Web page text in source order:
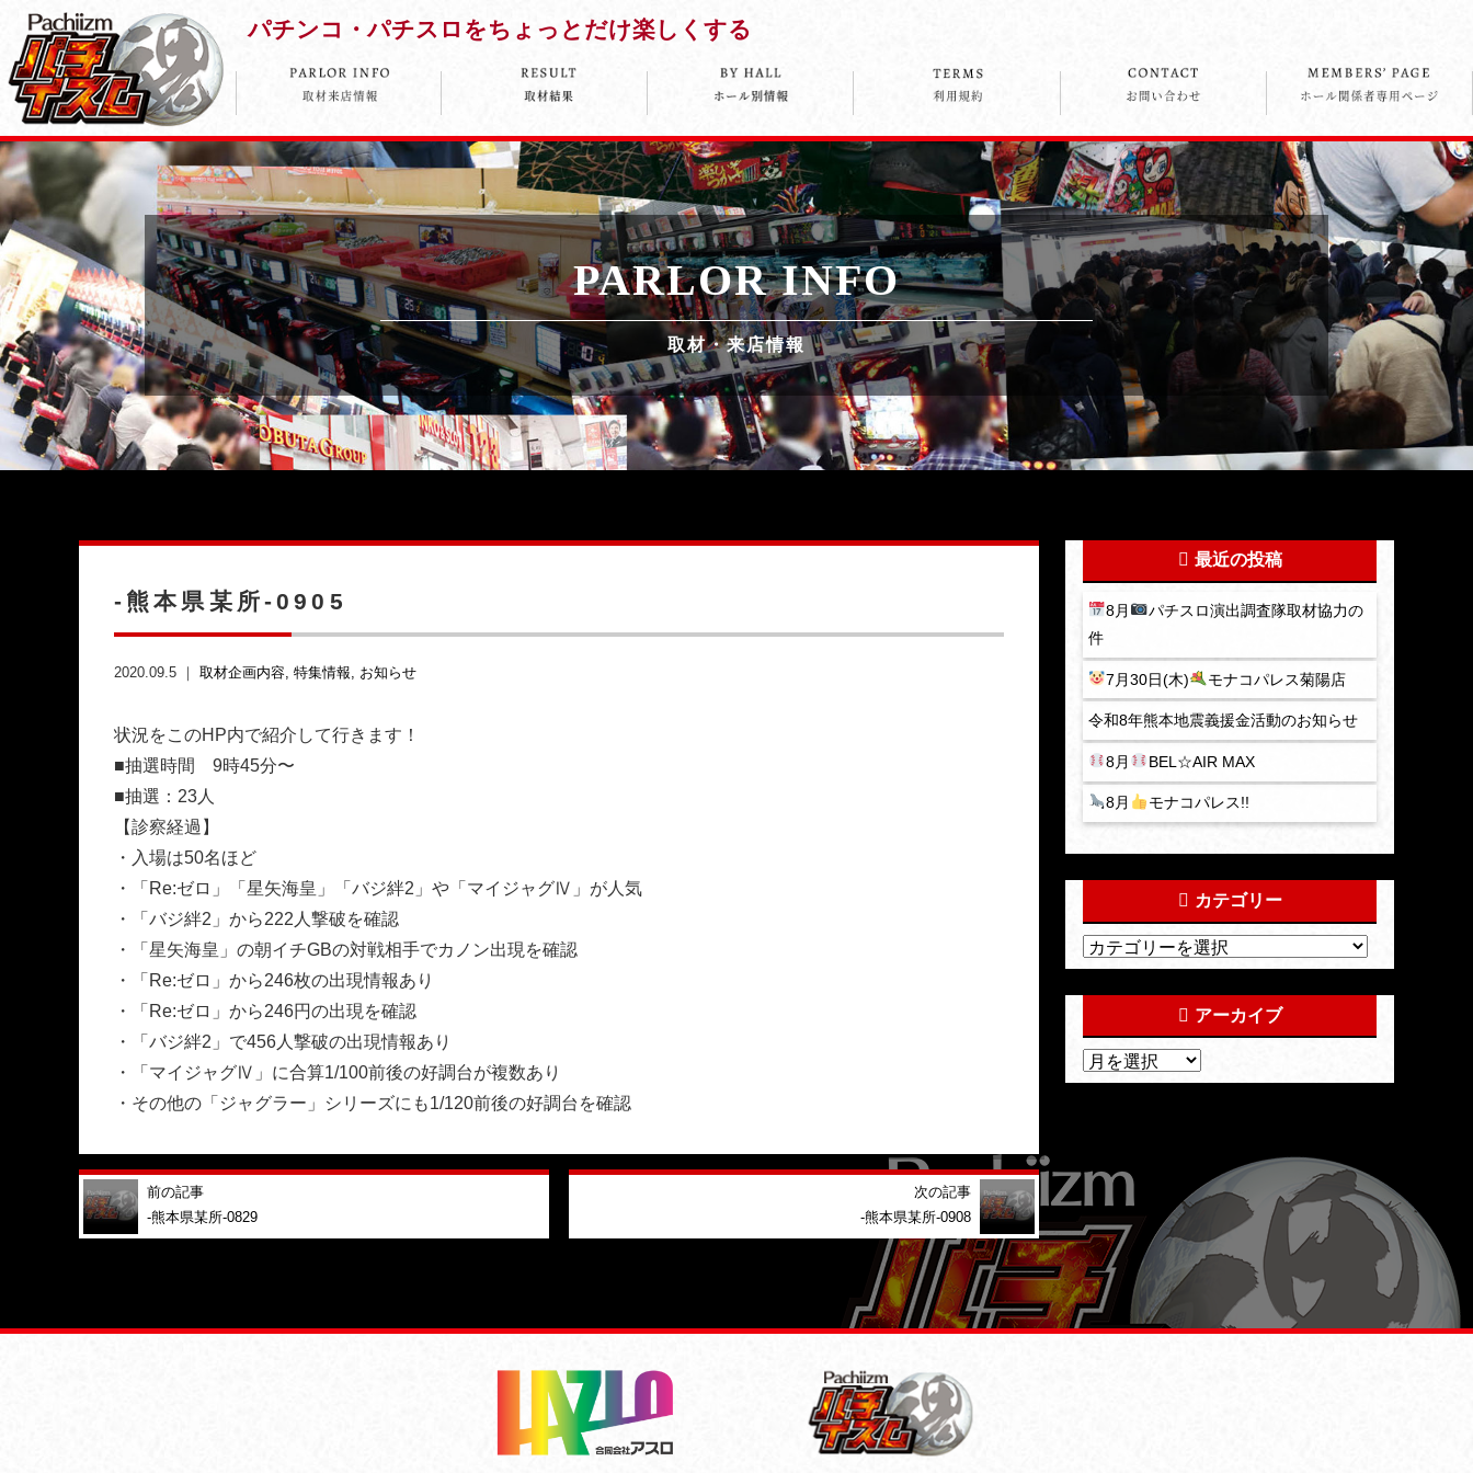
パチンコ・パチスロをちょっとだけ楽しくする
PARLOR INFO
取材・来店情報
-熊本県某所-0905
2020.09.5 ｜ 取材企画内容 特集情報 お知らせ
状況をこのHP内で紹介して行きます！
■抽選時間 9時45分〜
■抽選：23人
【診察経過】
・入場は50名ほど
・「Re:ゼロ」「星矢海皇」「バジ絆2」や「マイジャグⅣ」が人気
・「バジ絆2」から222人撃破を確認
・「星矢海皇」の朝イチGBの対戦相手でカノン出現を確認
・「Re:ゼロ」から246枚の出現情報あり
・「Re:ゼロ」から246円の出現を確認
・「バジ絆2」で456人撃破の出現情報あり
・「マイジャグⅣ」に合算1/100前後の好調台が複数あり
・その他の「ジャグラー」シリーズにも1/120前後の好調台を確認
前の記事
-熊本県某所-0829
次の記事
-熊本県某所-0908
最近の投稿
8月
パチスロ演出調査隊取材協力の
件
7月30日(木) モナコパレス菊陽店
令和8年熊本地震義援金活動のお知らせ
8月 BEL☆AIR MAX
8月 モナコパレス!!
カテゴリー
アーカイブ